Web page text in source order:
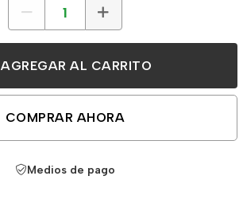
AGREGAR AL CARRITO
COMPRAR AHORA
Medios de pago